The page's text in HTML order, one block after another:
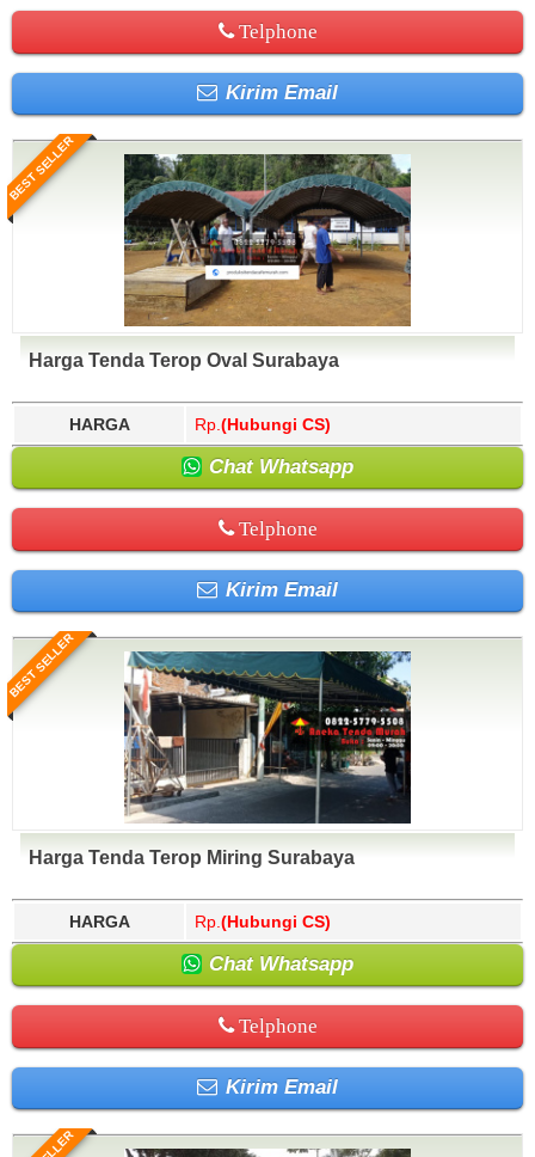
Telphone
Kirim Email
BEST SELLER
Harga Tenda Terop Oval Surabaya
HARGA Rp. (Hubungi CS)
Chat Whatsapp
Telphone
Kirim Email
BEST SELLER
Harga Tenda Terop Miring Surabaya
HARGA Rp. (Hubungi CS)
Chat Whatsapp
Telphone
Kirim Email